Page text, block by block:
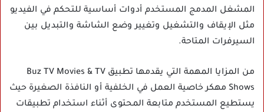
المشغل المدمج المستخدم أدوات أساسية للتحكم في الفيديو
مثل الإيقاف والتشغيل وتغيير وضع الشاشة والتبديل بين
السيرفرات المتاحة.
من المزايا المهمة التي يقدمها تطبيق Buz TV Movies & TV
Shows مهكر خاصية العمل في الخلفية أو النافذة الصغيرة حيث
يستطيع المستخدم متابعة المحتوى أثناء استخدام تطبيقات